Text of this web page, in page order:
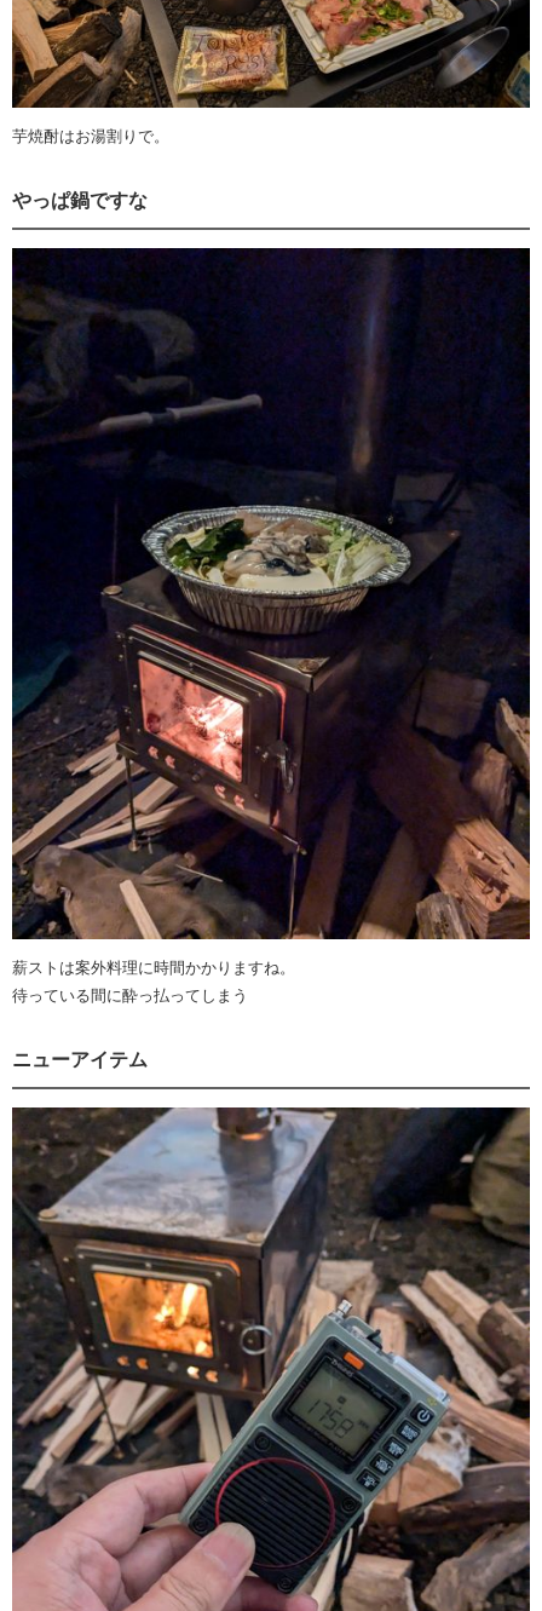
芋焼酎はお湯割りで。
やっぱ鍋ですな
薪ストは案外料理に時間かかりますね。
待っている間に酔っ払ってしまう
ニューアイテム